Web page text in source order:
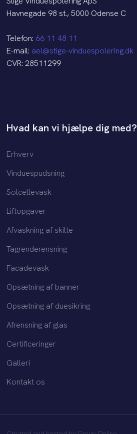
Havnegade 98 st., 5000 Odense C
Telefon: 66 11 48 11
E-mail: ael@stige-vinduespolering.dk
CVR: 28511299​
Hvad kan vi hjælpe dig med?
Erhverv
Vinduespudsning
Solcellevask
Liftopgaver
Afvaskning af skilte
Tagrenderensning
Facadevask
Opsætning af banner
Opsætning af duesikring
Afrensning af glas​
Certificeringer
Galleri
Kontakt os